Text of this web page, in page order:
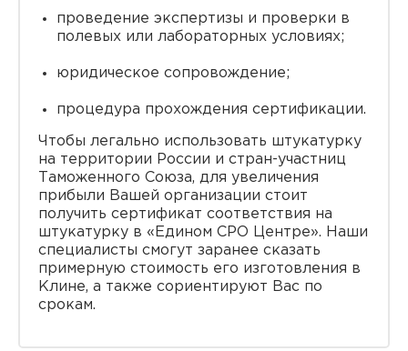
проведение экспертизы и проверки в
полевых или лабораторных условиях;
юридическое сопровождение;
процедура прохождения сертификации.
Чтобы легально использовать штукатурку
на территории России и стран-участниц
Таможенного Союза, для увеличения
прибыли Вашей организации стоит
получить сертификат соответствия на
штукатурку в «Едином СРО Центре». Наши
специалисты смогут заранее сказать
примерную стоимость его изготовления в
Клине, а также сориентируют Вас по
срокам.